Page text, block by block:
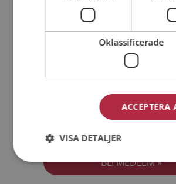
Medlemsvillkoren
Jag accepterarPersonuppgiftspolicyn
Oklassificerade
ACCEPTERA
VISA DETALJER